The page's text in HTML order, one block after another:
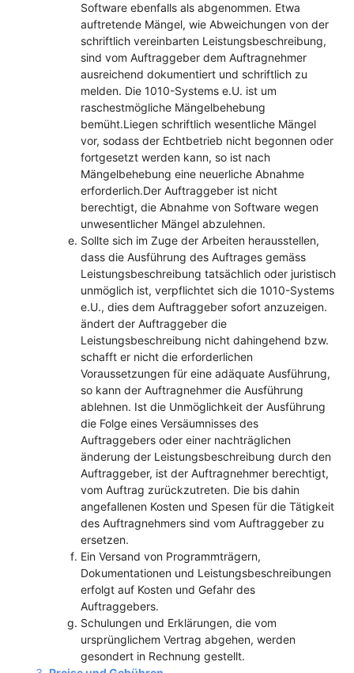
Software ebenfalls als abgenommen. Etwa
auftretende Mängel, wie Abweichungen von der
schriftlich vereinbarten Leistungsbeschreibung,
sind vom Auftraggeber dem Auftragnehmer
ausreichend dokumentiert und schriftlich zu
melden. Die 1010-Systems e.U. ist um
raschestmögliche Mängelbehebung
bemüht.Liegen schriftlich wesentliche Mängel
vor, sodass der Echtbetrieb nicht begonnen oder
fortgesetzt werden kann, so ist nach
Mängelbehebung eine neuerliche Abnahme
erforderlich.Der Auftraggeber ist nicht
berechtigt, die Abnahme von Software wegen
unwesentlicher Mängel abzulehnen.
Sollte sich im Zuge der Arbeiten herausstellen,
dass die Ausführung des Auftrages gemäss
Leistungsbeschreibung tatsächlich oder juristisch
unmöglich ist, verpflichtet sich die 1010-Systems
e.U., dies dem Auftraggeber sofort anzuzeigen.
ändert der Auftraggeber die
Leistungsbeschreibung nicht dahingehend bzw.
schafft er nicht die erforderlichen
Voraussetzungen für eine adäquate Ausführung,
so kann der Auftragnehmer die Ausführung
ablehnen. Ist die Unmöglichkeit der Ausführung
die Folge eines Versäumnisses des
Auftraggebers oder einer nachträglichen
änderung der Leistungsbeschreibung durch den
Auftraggeber, ist der Auftragnehmer berechtigt,
vom Auftrag zurückzutreten. Die bis dahin
angefallenen Kosten und Spesen für die Tätigkeit
des Auftragnehmers sind vom Auftraggeber zu
ersetzen.
Ein Versand von Programmträgern,
Dokumentationen und Leistungsbeschreibungen
erfolgt auf Kosten und Gefahr des
Auftraggebers.
Schulungen und Erklärungen, die vom
ursprünglichem Vertrag abgehen, werden
gesondert in Rechnung gestellt.